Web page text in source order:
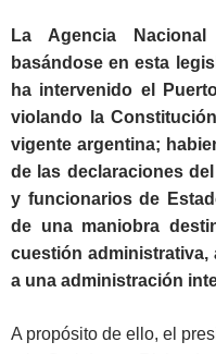
La Agencia
basándose en esta
ha intervenido el
violando la
vigente argentina;
de las declaraciones
y funcionarios de
de una maniobra
cuestión administrativa,
a una administración
A propósito de ello, el